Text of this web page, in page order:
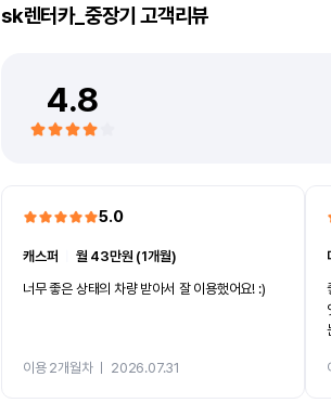
sk렌터카_중장기 고객리뷰
4.8
5.0
캐스퍼
월 43만원 (1개월)
너무 좋은 상태의 차량 받아서 잘 이용했어요! :)
이용 2개월차ㅣ 2026.07.31